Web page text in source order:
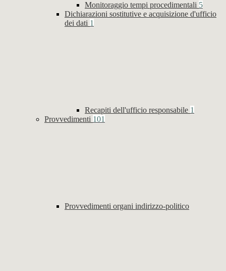
Monitoraggio tempi procedimentali 5
Dichiarazioni sostitutive e acquisizione d'ufficio
dei dati 1
Recapiti dell'ufficio responsabile 1
Provvedimenti 101
Provvedimenti organi indirizzo-politico